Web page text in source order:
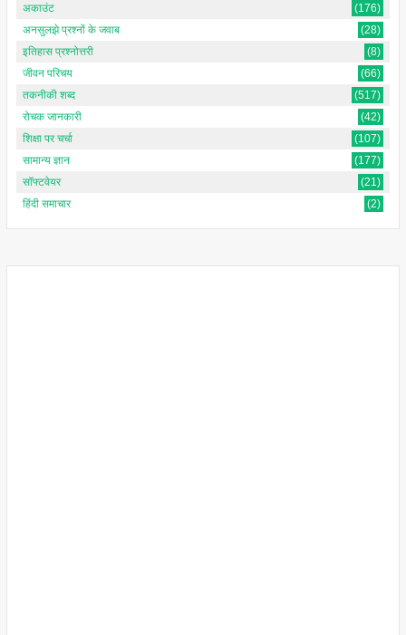
अकाउंट
(176)
अनसुलझे प्रश्नों के जवाब
(28)
इतिहास प्रश्नोत्तरी
(8)
जीवन परिचय
(66)
तकनीकी शब्द
(517)
रोचक जानकारी
(42)
शिक्षा पर चर्चा
(107)
सामान्य ज्ञान
(177)
सॉफ्टवेयर
(21)
हिंदी समाचार
(2)